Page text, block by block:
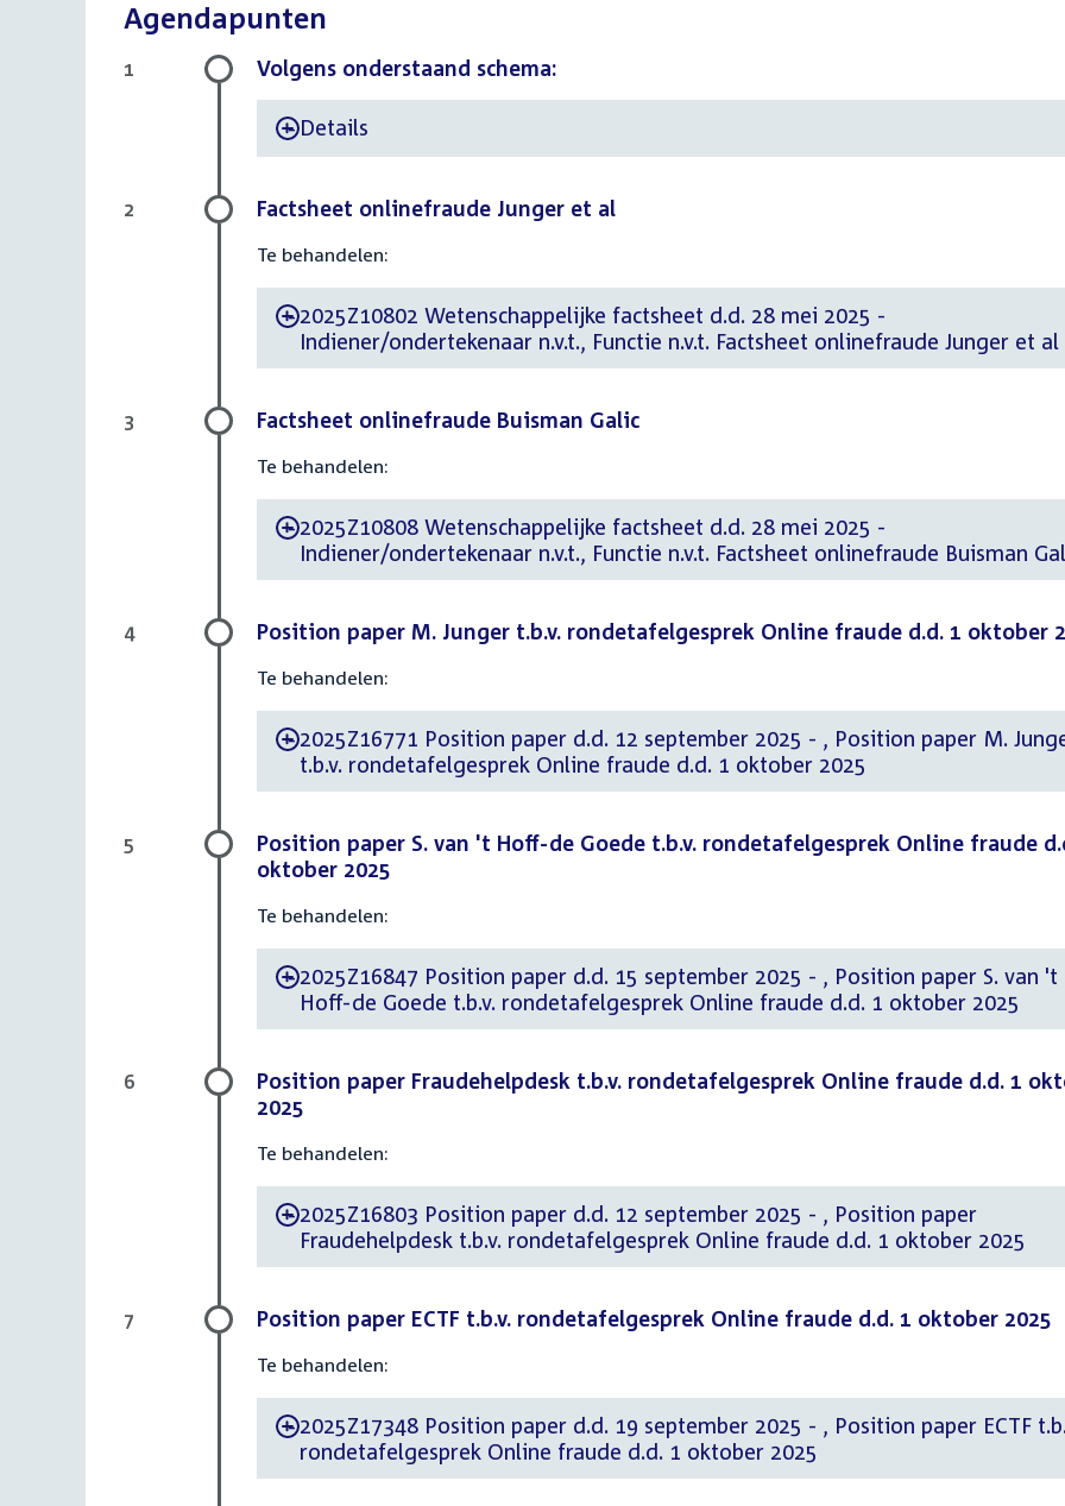
Agendapunten
Volgens onderstaand schema:
- Details
1
Factsheet onlinefraude Junger et al
Te behandelen:
-2025Z10802 Wetenschappelijke factsheet d.d. 28 mei 2025 -
Indiener/ondertekenaar n.v.t., Functie n.v.t. Factsheet onlinefraude Junger et al
2
Factsheet onlinefraude Buisman Galic
Te behandelen:
-2025Z10808 Wetenschappelijke factsheet d.d. 28 mei 2025 -
Indiener/ondertekenaar n.v.t., Functie n.v.t. Factsheet onlinefraude Buisman
3
Position paper M. Junger t.b.v. rondetafelgesprek Online fraude d.d. 1 oktober
Te behandelen:
-2025Z16771 Position paper d.d. 12 september 2025 - , Position paper M. Junger
t.b.v. rondetafelgesprek Online fraude d.d. 1 oktober 2025
4
Position paper S. van 't Hoff-de Goede t.b.v. rondetafelgesprek Online fraude
oktober 2025
Te behandelen:
-2025Z16847 Position paper d.d. 15 september 2025 - , Position paper S. van 't
Hoff-de Goede t.b.v. rondetafelgesprek Online fraude d.d. 1 oktober 2025
5
Position paper Fraudehelpdesk t.b.v. rondetafelgesprek Online fraude d.d. 1
2025
Te behandelen:
-2025Z16803 Position paper d.d. 12 september 2025 - , Position paper
Fraudehelpdesk t.b.v. rondetafelgesprek Online fraude d.d. 1 oktober 2025
6
Position paper ECTF t.b.v. rondetafelgesprek Online fraude d.d. 1 oktober 2025
Te behandelen:
-2025Z17348 Position paper d.d. 19 september 2025 - , Position paper ECTF t.b.v.
rondetafelgesprek Online fraude d.d. 1 oktober 2025
7